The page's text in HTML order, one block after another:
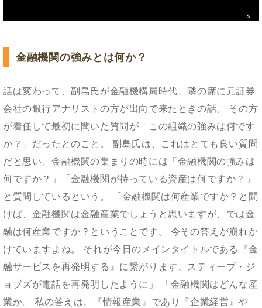
金融機関の強みとは何か？
話は変わって、副島氏が金融機構局時代、隣の席に元証券
会社の銀行アナリストの方が出向で来たときの話。 その方
が着任して最初に聞いた質問が「この組織の強みは何です
か？」だったとのこと。 副島氏は、これはとても良い質問
だと思い、金融機関の集まりの時には「金融機関の強みは
何ですか？」「金融機関が持っている資産は何ですか？」
と質問しているという。 「金融機関は何産業ですか？と聞
けば、金融機関は金融産業でしょうと思いますが、では金
融は何産業ですか？ということです。 今その答えが崩れか
けていますよね。 それが今日のメインタイトルである『金
融サービスを再発明する』に繋がります、スティーブ・ジ
ョブズが電話を再発明したように」 「金融機関はどんな産
業か。 私の答えは、『情報産業』であり『企業経営』や